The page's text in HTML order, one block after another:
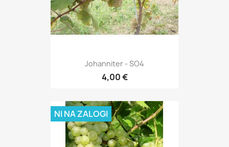
Johanniter - SO4
4,00 €
NI NA ZALOGI